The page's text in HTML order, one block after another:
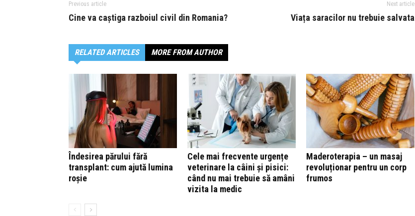
Previous article
Cine va caștiga razboiul civil din Romania?
Next article
Viața saracilor nu trebuie salvata
RELATED ARTICLES MORE FROM AUTHOR
Îndesirea părului fără
transplant: cum ajută lumina
roșie
Cele mai frecvente urgențe
veterinare la câini și pisici:
când nu mai trebuie să amâni
vizita la medic
Maderoterapia – un masaj
revoluționar pentru un corp
frumos